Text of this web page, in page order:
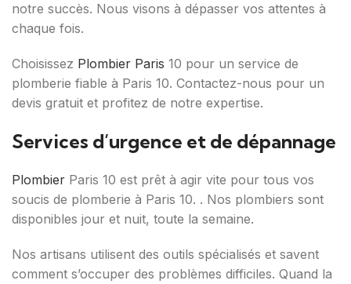
notre succès. Nous visons à dépasser vos attentes à
chaque fois.
Choisissez Plombier Paris 10 pour un service de
plomberie fiable à Paris 10. Contactez-nous pour un
devis gratuit et profitez de notre expertise.
Services d’urgence et de dépannage
Plombier Paris 10 est prêt à agir vite pour tous vos
soucis de plomberie à Paris 10. . Nos plombiers sont
disponibles jour et nuit, toute la semaine.
Nos artisans utilisent des outils spécialisés et savent
comment s’occuper des problèmes difficiles. Quand la